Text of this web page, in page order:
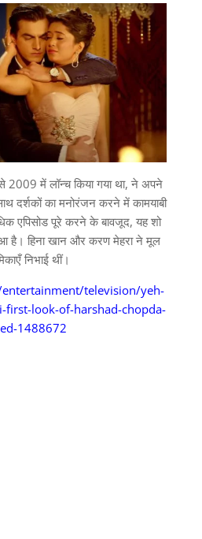
2009 में लॉन्च किया गया था, ने अपने
दर्शकों का मनोरंजन करने में कामयाबी
एपिसोड पूरे करने के बावजूद, यह शो
है। हिना खान और करण मेहरा ने मूल
निभाई थीं।
television/yeh-
first-look-of-harshad-chopda-
1488672